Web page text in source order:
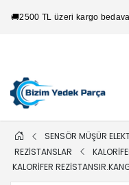
🚚2500 TL üzeri kargo bedava
SENSÖR MÜŞÜR
REZİSTANSLAR
KALORIFER